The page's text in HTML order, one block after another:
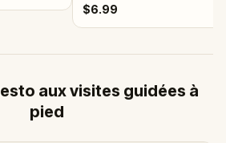
$6.99
aux visites guidées à
pied